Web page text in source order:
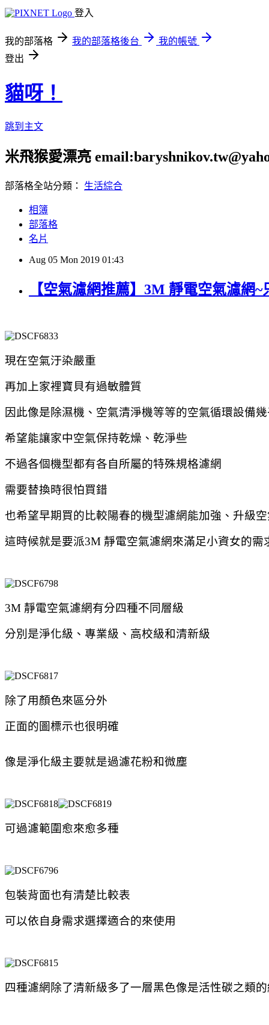
登入
我的部落格 我的部落格後台
我的帳號
登出
貓呀！
跳到主文
米飛猴愛漂亮
部落格全站分類： 生活綜合
相簿
部落格
名片
Aug 05 Mon 2019 01:43
【空氣濾網推薦】3M 靜電空氣濾網
現在空氣汙染嚴重
再加上家裡寶貝有過敏體質
因此像是除濕機、空氣清淨機等等的空氣循環設備
希望能讓家中空氣保持乾燥、乾淨些
不過各個機型都有各自所屬的特殊規格濾網
需要替換時很怕買錯
也希望早期買的比較陽春的機型濾網能加強、升級
這時候就是要派3M 靜電空氣濾網來滿足小資女的需
3M 靜電空氣濾網有分四種不同層級
分別是淨化級、專業級、高校級和清新級
除了用顏色來區分外
正面的圖標示也很明確
像是淨化級主要就是過濾花粉和微塵
可過濾範圍愈來愈多種
包裝背面也有清楚比較表
可以依自身需求選擇適合的來使用
四種濾網除了清新級多了一層黑色像是活性碳之類